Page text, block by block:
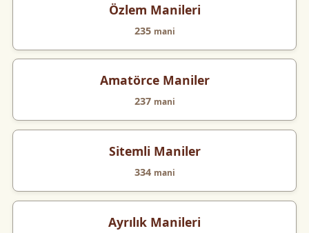
Özlem Manileri
235 mani
Amatörce Maniler
237 mani
Sitemli Maniler
334 mani
Ayrılık Manileri